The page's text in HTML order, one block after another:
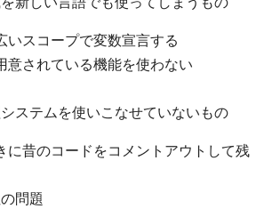
いスコープで変数宣言する
意されている機能を使わない
ステムを使いこなせていないもの
に昔のコードをコメントアウトして残
問題